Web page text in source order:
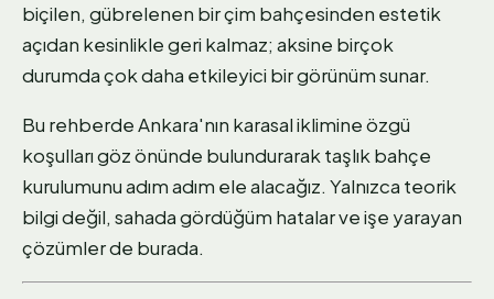
biçilen, gübrelenen bir çim bahçesinden estetik
açıdan kesinlikle geri kalmaz; aksine birçok
durumda çok daha etkileyici bir görünüm sunar.
Bu rehberde Ankara'nın karasal iklimine özgü
koşulları göz önünde bulundurarak taşlık bahçe
kurulumunu adım adım ele alacağız. Yalnızca teorik
bilgi değil, sahada gördüğüm hatalar ve işe yarayan
çözümler de burada.